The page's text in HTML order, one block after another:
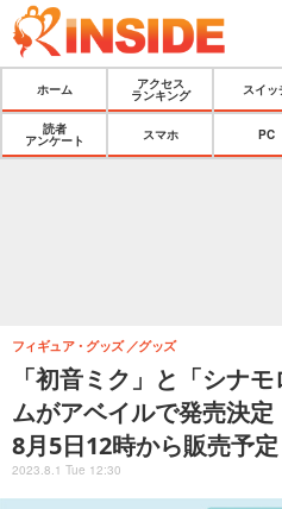
ホーム
アクセス
ランキング
スイッ
読者
アンケート
スマホ PC
「初音ミク」と「シナ
ムがアベイルで発売決
8月5日12時から販売予
フィギュア・グッズ グッズ
2023.8.1 Tue 12:30